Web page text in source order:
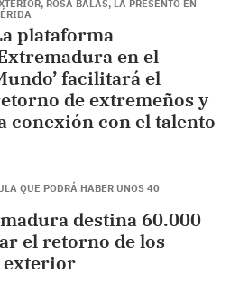
ROSA BALAS, LA PRESENTÓ EN
plataforma
en el
facilitará el
de extremeños y
conexión con el talento
QUE PODRÁ HABER UNOS 40
destina 60.000
el retorno de los
exterior